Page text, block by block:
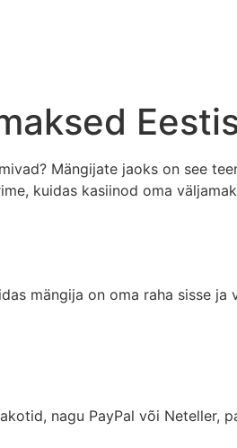
Mängijate jaoks on see
kuidas kasiinod oma
mängija on oma raha sisse ja
nagu PayPal või Neteller,